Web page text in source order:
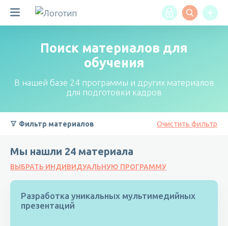
Поиск материалов для
обучения
В нашей базе 24 программы и других материалов
для подготовки кадров
Фильтр материалов Очистить фильтр
Мы нашли 24 материала
ВЫБРАТЬ ИНДИВИДУАЛЬНУЮ ПРОГРАММУ
Разработка уникальных мультимедийных
презентаций